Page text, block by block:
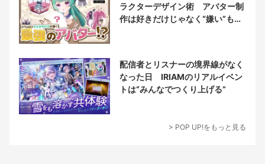
ラクターデザイン術 アバター制
作は好きだけじゃなく“嫌い”もブ
配信者とリスナーの境界線がなく
なった日 IRIAMのリアルイベン
トは“みんなでつくり上げる”
> POP UP!をもっと見る